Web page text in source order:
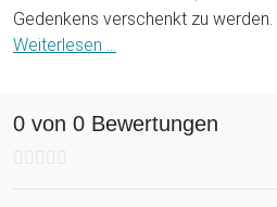
Gedenkens verschenkt zu werden.
Trostgeschenk, das Licht und
Weiterlesen ...
0 von 0 Bewertungen